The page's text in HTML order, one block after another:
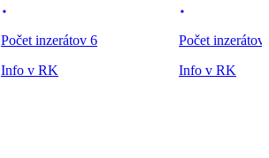
Počet inzerátov 6
Info v RK
Počet inzerátov
Info v RK